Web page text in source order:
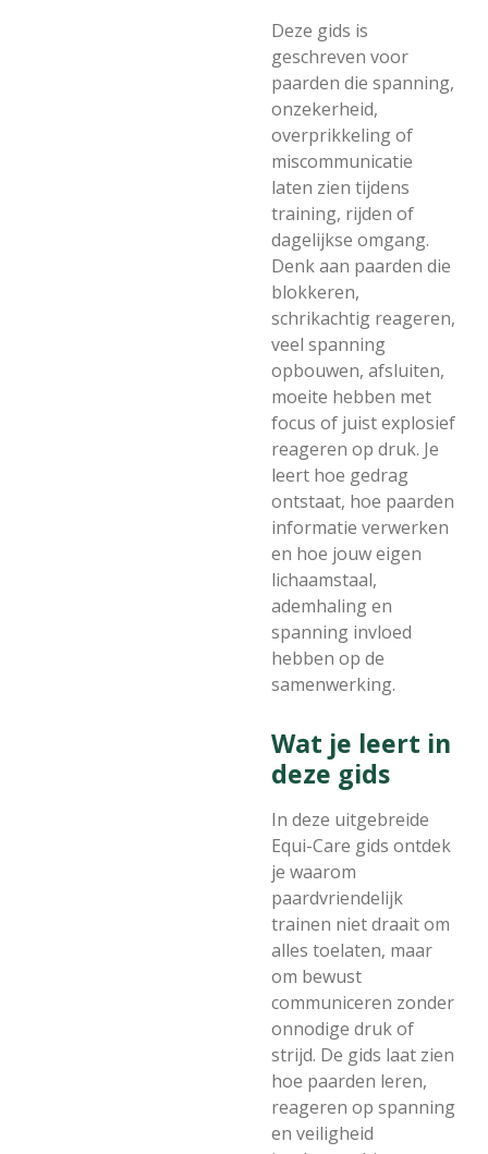
Deze gids is
geschreven voor
paarden die spanning,
onzekerheid,
overprikkeling of
miscommunicatie
laten zien tijdens
training, rijden of
dagelijkse omgang.
Denk aan paarden die
blokkeren,
schrikachtig reageren,
veel spanning
opbouwen, afsluiten,
moeite hebben met
focus of juist explosief
reageren op druk. Je
leert hoe gedrag
ontstaat, hoe paarden
informatie verwerken
en hoe jouw eigen
lichaamstaal,
ademhaling en
spanning invloed
hebben op de
samenwerking.
Wat je leert in
deze gids
In deze uitgebreide
Equi-Care gids ontdek
je waarom
paardvriendelijk
trainen niet draait om
alles toelaten, maar
om bewust
communiceren zonder
onnodige druk of
strijd. De gids laat zien
hoe paarden leren,
reageren op spanning
en veiligheid